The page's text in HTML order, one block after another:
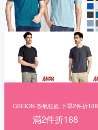
GIBBON 爸氣狂歡 下單2件折188
滿2件折188